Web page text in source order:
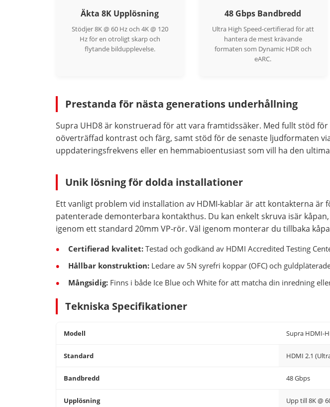
Äkta 8K Upplösning
Stödjer 8K @ 60 Hz och 4K @ 120
Hz för en otroligt skarp och
flytande bildupplevelse.
48 Gbps Bandbredd
Ultra High Speed-certifierad för att
hantera de mest krävande
formaten som Dynamic HDR och
eARC.
Prestanda för nästa generations underhållning
Supra UHD8 är konstruerad för att vara framtidssäker. Med fullt stöd
oöverträffad kontrast och färg, samt stöd för de senaste ljudformaten
uppdateringsfrekvens eller en hemmabioentusiast som vill ha den
Unik lösning för dolda installationer
Ett vanligt problem vid installation av HDMI-kablar är att kontakterna
patenterade demonterbara kontakthus. Du kan enkelt skruva isär
igenom ett standard 20mm VP-rör. Väl igenom monterar du tillbaka
Certifierad kvalitet: Testad och godkänd av HDMI Accredited Testing
Hållbar konstruktion: Ledare av 5N syrefri koppar (OFC) och
Mångsidig: Finns i både Ice Blue och White för att matcha din inredning
Tekniska Specifikationer
Modell Supra HDMI-
Standard HDMI 2.1
Bandbredd 48 Gbps
Upplösning Upp till 8K @